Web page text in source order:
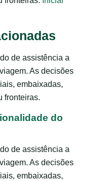
de assistência a
As decisões
embaixadas,
fronteiras.
do
de assistência a
As decisões
embaixadas,